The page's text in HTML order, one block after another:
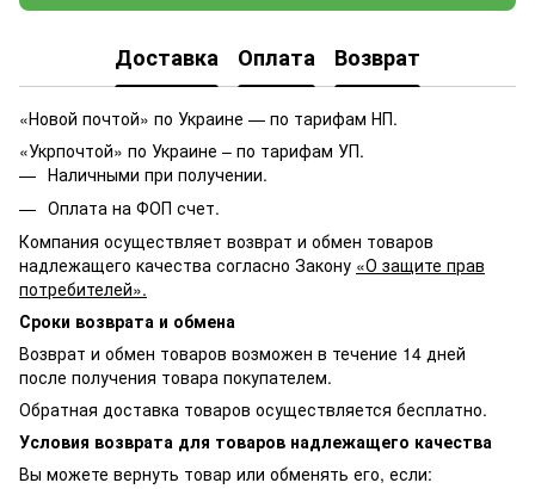
Доставка Оплата Возврат
«Новой почтой» по Украине — по тарифам НП.
«Укрпочтой» по Украине – по тарифам УП.
Наличными при получении.
Оплата на ФОП счет.
Компания осуществляет возврат и обмен товаров
надлежащего качества согласно Закону «О защите прав
потребителей».
Сроки возврата и обмена
Возврат и обмен товаров возможен в течение 14 дней
после получения товара покупателем.
Обратная доставка товаров осуществляется бесплатно.
Условия возврата для товаров надлежащего качества
Вы можете вернуть товар или обменять его, если: